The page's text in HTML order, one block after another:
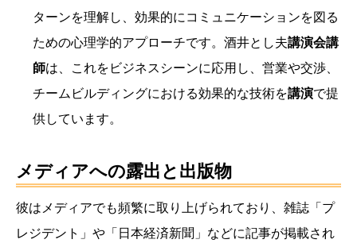
ターンを理解し、効果的にコミュニケーションを図る
ための心理学的アプローチです。酒井とし夫講演会講
師は、これをビジネスシーンに応用し、営業や交渉、
チームビルディングにおける効果的な技術を講演で提
供しています。
メディアへの露出と出版物
彼はメディアでも頻繁に取り上げられており、雑誌「プ
レジデント」や「日本経済新聞」などに記事が掲載され